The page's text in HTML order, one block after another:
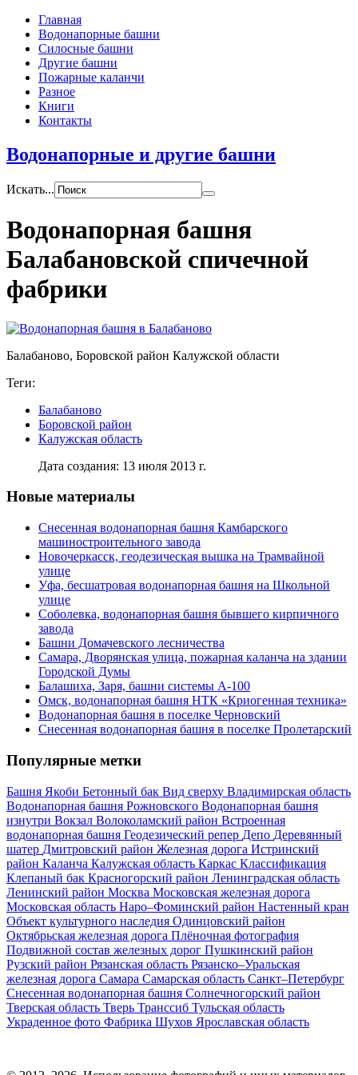
Главная
Водонапорные башни
Силосные башни
Другие башни
Пожарные каланчи
Разное
Книги
Контакты
Водонапорные и другие башни
Искать...
Водонапорная башня
Балабановской спичечной
фабрики
Балабаново, Боровской район Калужской области
Теги:
Балабаново
Боровской район
Калужская область
Дата создания: 13 июля 2013 г.
Новые материалы
Снесенная водонапорная башня Камбарского
машиностроительного завода
Новочеркасск, геодезическая вышка на Трамвайной
улице
Уфа, бесшатровая водонапорная башня на Школьной
улице
Соболевка, водонапорная башня бывшего кирпичного
завода
Башни Домачевского лесничества
Самара, Дворянская улица, пожарная каланча на здании
Городской Думы
Балашиха, Заря, башни системы А-100
Омск, водонапорная башня НТК «Криогенная техника»
Водонапорная башня в поселке Черновский
Снесенная водонапорная башня в поселке Пролетарский
Популярные метки
Башня Якоби Бетонный бак Вид сверху Владимирская область
Водонапорная башня Рожновского Водонапорная башня
изнутри Вокзал Волоколамский район Встроенная
водонапорная башня Геодезический репер Депо Деревянный
шатер Дмитровский район Железная дорога Истринский
район Каланча Калужская область Каркас Классификация
Клепаный бак Красногорский район Ленинградская область
Ленинский район Москва Московская железная дорога
Московская область Наро–Фоминский район Настенный кран
Объект культурного наследия Одинцовский район
Октябрьская железная дорога Плёночная фотография
Подвижной состав железных дорог Пушкинский район
Рузский район Рязанская область Рязанско–Уральская
железная дорога Самара Самарская область Санкт–Петербург
Снесенная водонапорная башня Солнечногорский район
Тверская область Тверь Транссиб Тульская область
Украденное фото Фабрика Шухов Ярославская область